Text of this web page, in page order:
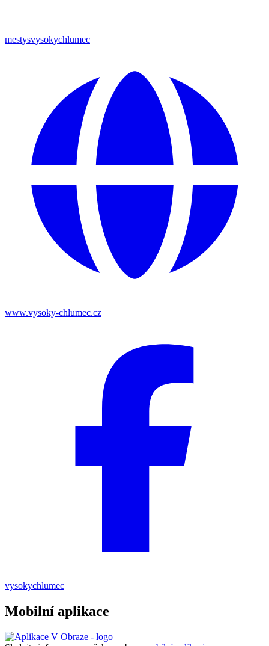
mestysvysokychlumec
www.vysoky-chlumec.cz
vysokychlumec
Mobilní aplikace